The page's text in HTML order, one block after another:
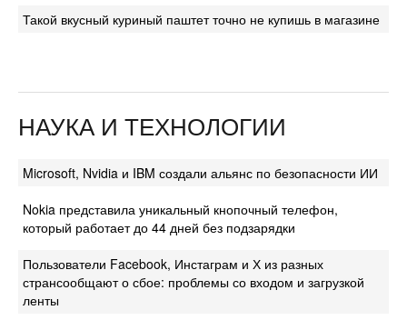
Такой вкусный куриный паштет точно не купишь в магазине
НАУКА И ТЕХНОЛОГИИ
Microsoft, Nvidia и IBM создали альянс по безопасности ИИ
Nokia представила уникальный кнопочный телефон,
который работает до 44 дней без подзарядки
Пользователи Facebook, Инстаграм и Х из разных
странсообщают о сбое: проблемы со входом и загрузкой
ленты